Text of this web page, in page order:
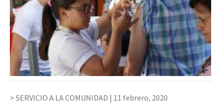
SERVICIO A LA COMUNIDAD | 11 febrero, 2020